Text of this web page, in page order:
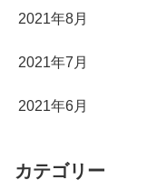
2021年8月
2021年7月
2021年6月
カテゴリー